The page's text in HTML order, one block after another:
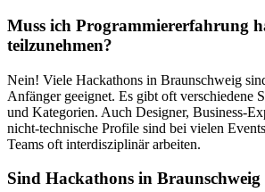
Muss ich Programmiererfahrung
teilzunehmen?
Nein! Viele Hackathons in Braunschweig
Anfänger geeignet. Es gibt oft verschiedene
und Kategorien. Auch Designer, Business-
nicht-technische Profile sind bei vielen
Teams oft interdisziplinär arbeiten.
Sind Hackathons in Braunschweig